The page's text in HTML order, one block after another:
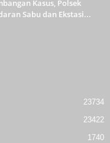
Kasus, Polsek
Sabu dan Ekstasi...
23734
23422
1740